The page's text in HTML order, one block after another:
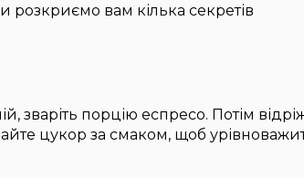
вам кілька секретів
зваріть порцію еспресо. Потім
цукор за смаком, щоб